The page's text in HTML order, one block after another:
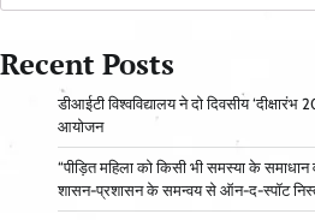
Recent Posts
डीआईटी विश्वविद्यालय ने दो दिवसीय
आयोजन
“पीड़ित महिला को किसी भी समस्या के
शासन-प्रशासन के समन्वय से ऑन-द-स्पॉट